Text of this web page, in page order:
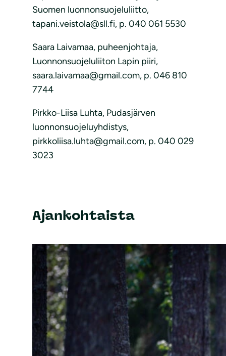
Suomen luonnonsuojeluliitto,
tapani.veistola@sll.fi, p. 040 061 5530
Saara Laivamaa, puheenjohtaja,
Luonnonsuojeluliiton Lapin piiri,
saara.laivamaa@gmail.com, p. 046 810
7744
Pirkko-Liisa Luhta, Pudasjärven
luonnonsuojeluyhdistys,
pirkkoliisa.luhta@gmail.com, p. 040 029
3023
Ajankohtaista